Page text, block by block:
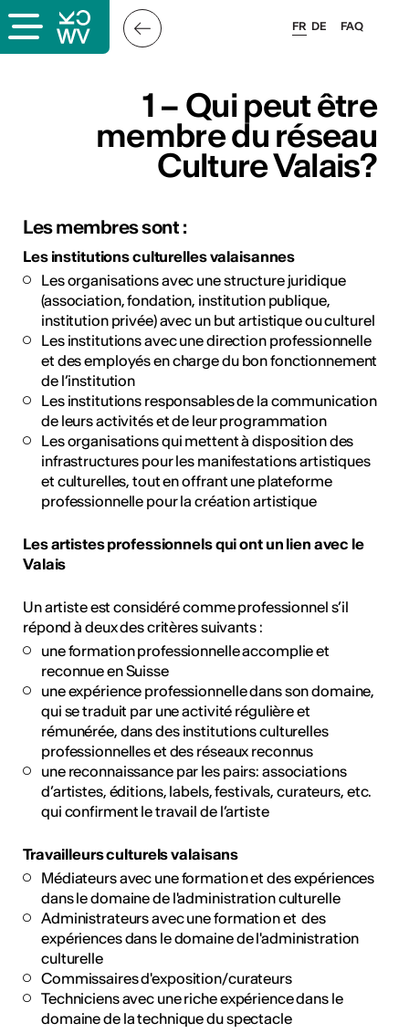
logo
FAQ
FR DE
1 – Qui peut être
membre du réseau
Culture Valais?
Les membres sont :
Les institutions culturelles valaisannes
Les organisations avec une structure juridique
(association, fondation, institution publique,
institution privée) avec un but artistique ou culturel
Les institutions avec une direction professionnelle
et des employés en charge du bon fonctionnement
de l’institution
Les institutions responsables de la communication
de leurs activités et de leur programmation
Les organisations qui mettent à disposition des
infrastructures pour les manifestations artistiques
et culturelles, tout en offrant une plateforme
professionnelle pour la création artistique
Les artistes professionnels qui ont un lien avec le
Valais
Un artiste est considéré comme professionnel s’il
répond à deux des critères suivants :
une formation professionnelle accomplie et
reconnue en Suisse
une expérience professionnelle dans son domaine,
qui se traduit par une activité régulière et
rémunérée, dans des institutions culturelles
professionnelles et des réseaux reconnus
une reconnaissance par les pairs: associations
d’artistes, éditions, labels, festivals, curateurs, etc.
qui confirment le travail de l’artiste
Travailleurs culturels valaisans
Médiateurs avec une formation et des expériences
dans le domaine de l'administration culturelle
Administrateurs avec une formation et des
expériences dans le domaine de l'administration
culturelle
Commissaires d'exposition/curateurs
Techniciens avec une riche expérience dans le
domaine de la technique du spectacle